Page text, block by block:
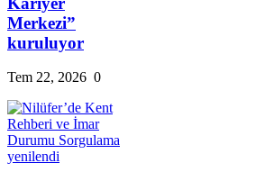
Merkezi”
kuruluyor
Tem 22, 2026 0